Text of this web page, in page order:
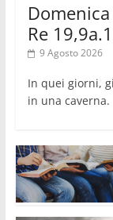
Re
9 Agosto 2026
In quei giorni,
in una